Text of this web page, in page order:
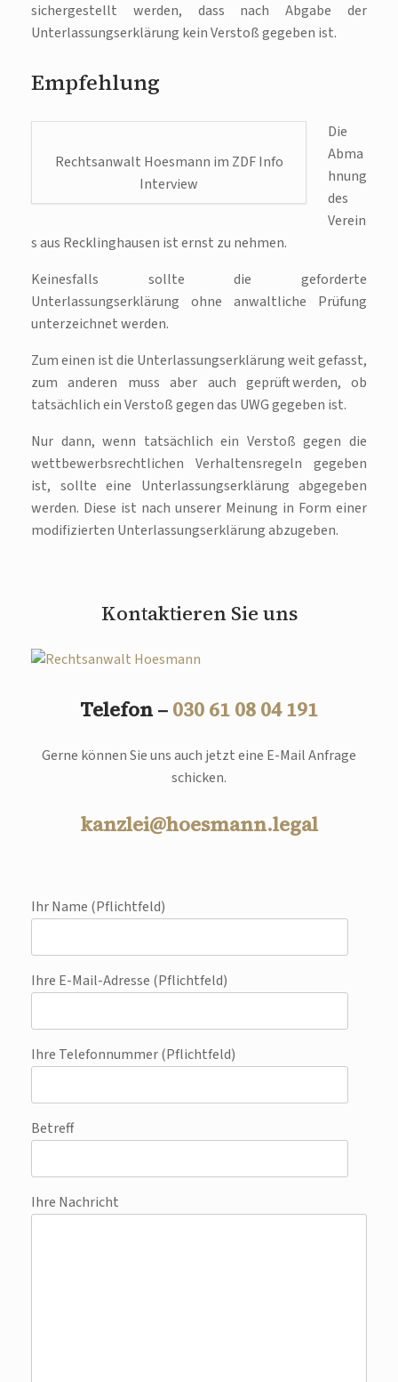
sichergestellt werden, dass nach Abgabe der
Unterlassungserklärung kein Verstoß gegeben ist.
Empfehlung
Rechtsanwalt Hoesmann im ZDF Info
Interview
Die
Abma
hnung
des
Verein
s aus Recklinghausen ist ernst zu nehmen.
Keinesfalls sollte die geforderte
Unterlassungserklärung ohne anwaltliche Prüfung
unterzeichnet werden.
Zum einen ist die Unterlassungserklärung weit gefasst,
zum anderen muss aber auch geprüft werden, ob
tatsächlich ein Verstoß gegen das UWG gegeben ist.
Nur dann, wenn tatsächlich ein Verstoß gegen die
wettbewerbsrechtlichen Verhaltensregeln gegeben
ist, sollte eine Unterlassungserklärung abgegeben
werden. Diese ist nach unserer Meinung in Form einer
modifizierten Unterlassungserklärung abzugeben.
Kontaktieren Sie uns
Telefon – 030 61 08 04 191
Gerne können Sie uns auch jetzt eine E-Mail Anfrage
schicken.
kanzlei@hoesmann.legal
Ihr Name (Pflichtfeld)
Ihre E-Mail-Adresse (Pflichtfeld)
Ihre Telefonnummer (Pflichtfeld)
Betreff
Ihre Nachricht